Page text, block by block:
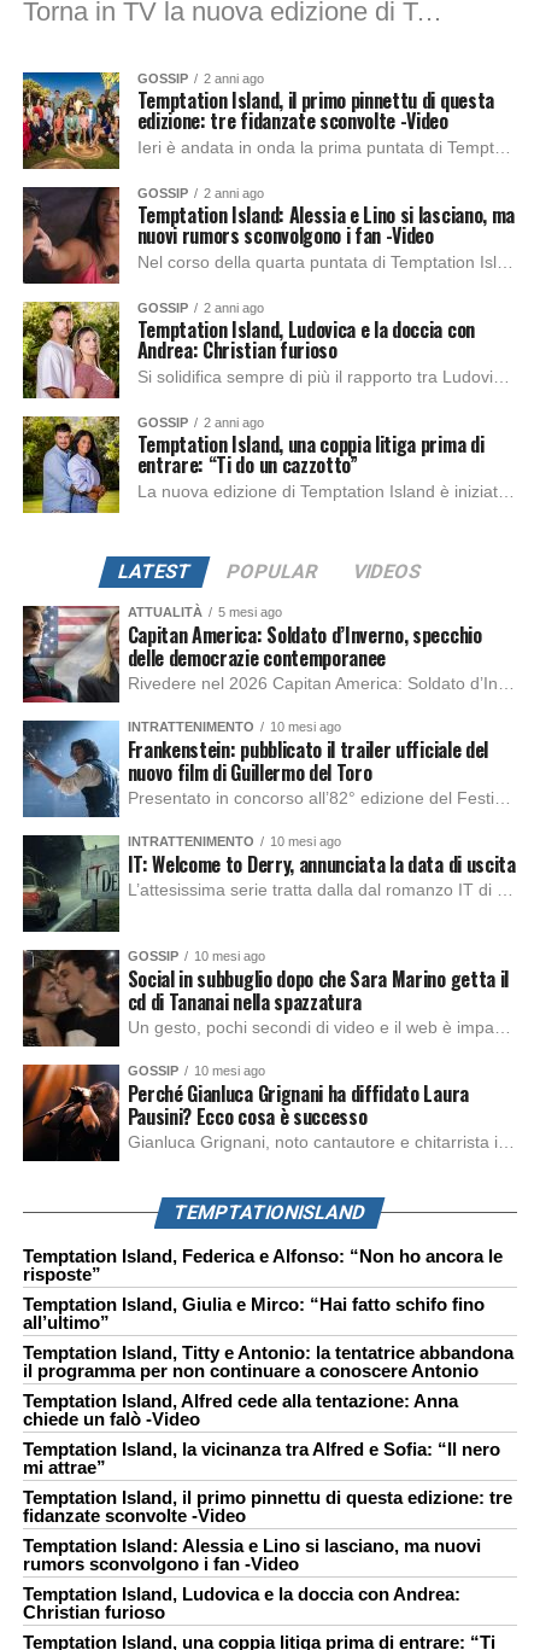
Torna in TV la nuova edizione di Temptation Island, pertanto sono state annunciate le prime coppie, e naturalmente non sono mancati i colpi di scena. COSA...
GOSSIP 2 anni ago
Temptation Island, il primo pinnettu di questa
edizione: tre fidanzate sconvolte -Video
Ieri è andata in onda la prima puntata di Temptation Island e, come sempre, i colpi di scena non sono mancati sin dall’inizio. Dopo il primo...
GOSSIP 2 anni ago
Temptation Island: Alessia e Lino si lasciano, ma
nuovi rumors sconvolgono i fan -Video
Nel corso della quarta puntata di Temptation Island, il celebre reality show in onda su Canale 5, è accaduto un colpo di scena che ha tenuto...
GOSSIP 2 anni ago
Temptation Island, Ludovica e la doccia con
Andrea: Christian furioso
Si solidifica sempre di più il rapporto tra Ludovica e il tentatore Andrea, i quali trascorrono molto tempo insieme. Ma la goccia che ha fatto traboccare...
GOSSIP 2 anni ago
Temptation Island, una coppia litiga prima di
entrare: “Ti do un cazzotto”
La nuova edizione di Temptation Island è iniziata il 27 giugno 2024, con la presentazione di tutte le coppie partecipanti. Tra queste, Siria ha condiviso di...
LATEST POPULAR VIDEOS
ATTUALITÀ 5 mesi ago
Capitan America: Soldato d’Inverno, specchio
delle democrazie contemporanee
Rivedere nel 2026 Capitan America: Soldato d’Inverno, fa notare elementi delle democrazie moderne attuali che presentano un impatto diretto con il pubblico e il richiamo della forza di volontà e il pensiero critico del singolo. Captain America: Soldato d’Inverno (Captain America: The Winter Soldier nella versione originale) è il secondo film del supereroe della Marvel […]
INTRATTENIMENTO 10 mesi ago
Frankenstein: pubblicato il trailer ufficiale del
nuovo film di Guillermo del Toro
Presentato in concorso all’82° edizione del Festival del Cinema di Venezia, con l’impeccabile interpretazione di Oscar Isaac, Jacob Elordi, Mia Goth e Christoph Waltz, è stato pubblicato il trailer finale della nuova trasposizione cinematografica di Frankenstein firmata dal regista Guillermo del Toro. Sarà disponibile in anteprima nei cinema selezionati dal 22 ottobre e sulla piattaforma […]
INTRATTENIMENTO 10 mesi ago
IT: Welcome to Derry, annunciata la data di uscita
L’attesissima serie tratta dalla dal romanzo IT di Stephen King, arriverà anche in Italia, molto prima del previsto, dato che nei giorni precedenti HBO Max ha rivelato la data di uscita negli Stati Uniti, è giunto il momento anche per l’Italia. La nuova serie drammatica creata dal regista Andy Muschietti, basata sul romanzo best seller […]
GOSSIP 10 mesi ago
Social in subbuglio dopo che Sara Marino getta il
cd di Tananai nella spazzatura
Un gesto, pochi secondi di video e il web è impazzito. Nella serata di domenica, Sara Marino, ex compagna di Tananai, ha pubblicato su Instagram una storia che non lasciava spazio a interpretazioni: il cd del cantante finiva dritto nella spazzatura. Un segnale forte e simbolico allo stesso tempo. Questa vicenda arriva dopo altre indicazioni […]
GOSSIP 10 mesi ago
Perché Gianluca Grignani ha diffidato Laura
Pausini? Ecco cosa è successo
Gianluca Grignani, noto cantautore e chitarrista italiano, ha recentemente inviato una diffida formale a Laura Pausini. Al centro dello scontro sembra esserci il brano più amato del cantautore italiano, nonché “la mia storia tra le dita”, che la Pausina ha reinterpretato per “Io canto 2” in varie lingue (Italiano, Spagnolo, Portoghese e Francese), dichiarando pubblicamente […]
TEMPTATIONISLAND
Temptation Island, Federica e Alfonso: “Non ho ancora le
risposte”
Temptation Island, Giulia e Mirco: “Hai fatto schifo fino
all’ultimo”
Temptation Island, Titty e Antonio: la tentatrice abbandona
il programma per non continuare a conoscere Antonio
Temptation Island, Alfred cede alla tentazione: Anna
chiede un falò -Video
Temptation Island, la vicinanza tra Alfred e Sofia: “Il nero
mi attrae”
Temptation Island, il primo pinnettu di questa edizione: tre
fidanzate sconvolte -Video
Temptation Island: Alessia e Lino si lasciano, ma nuovi
rumors sconvolgono i fan -Video
Temptation Island, Ludovica e la doccia con Andrea:
Christian furioso
Temptation Island, una coppia litiga prima di entrare: “Ti